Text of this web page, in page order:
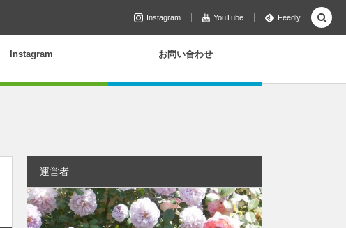
Instagram YouTube Feedly
Instagram お問い合わせ
運営者